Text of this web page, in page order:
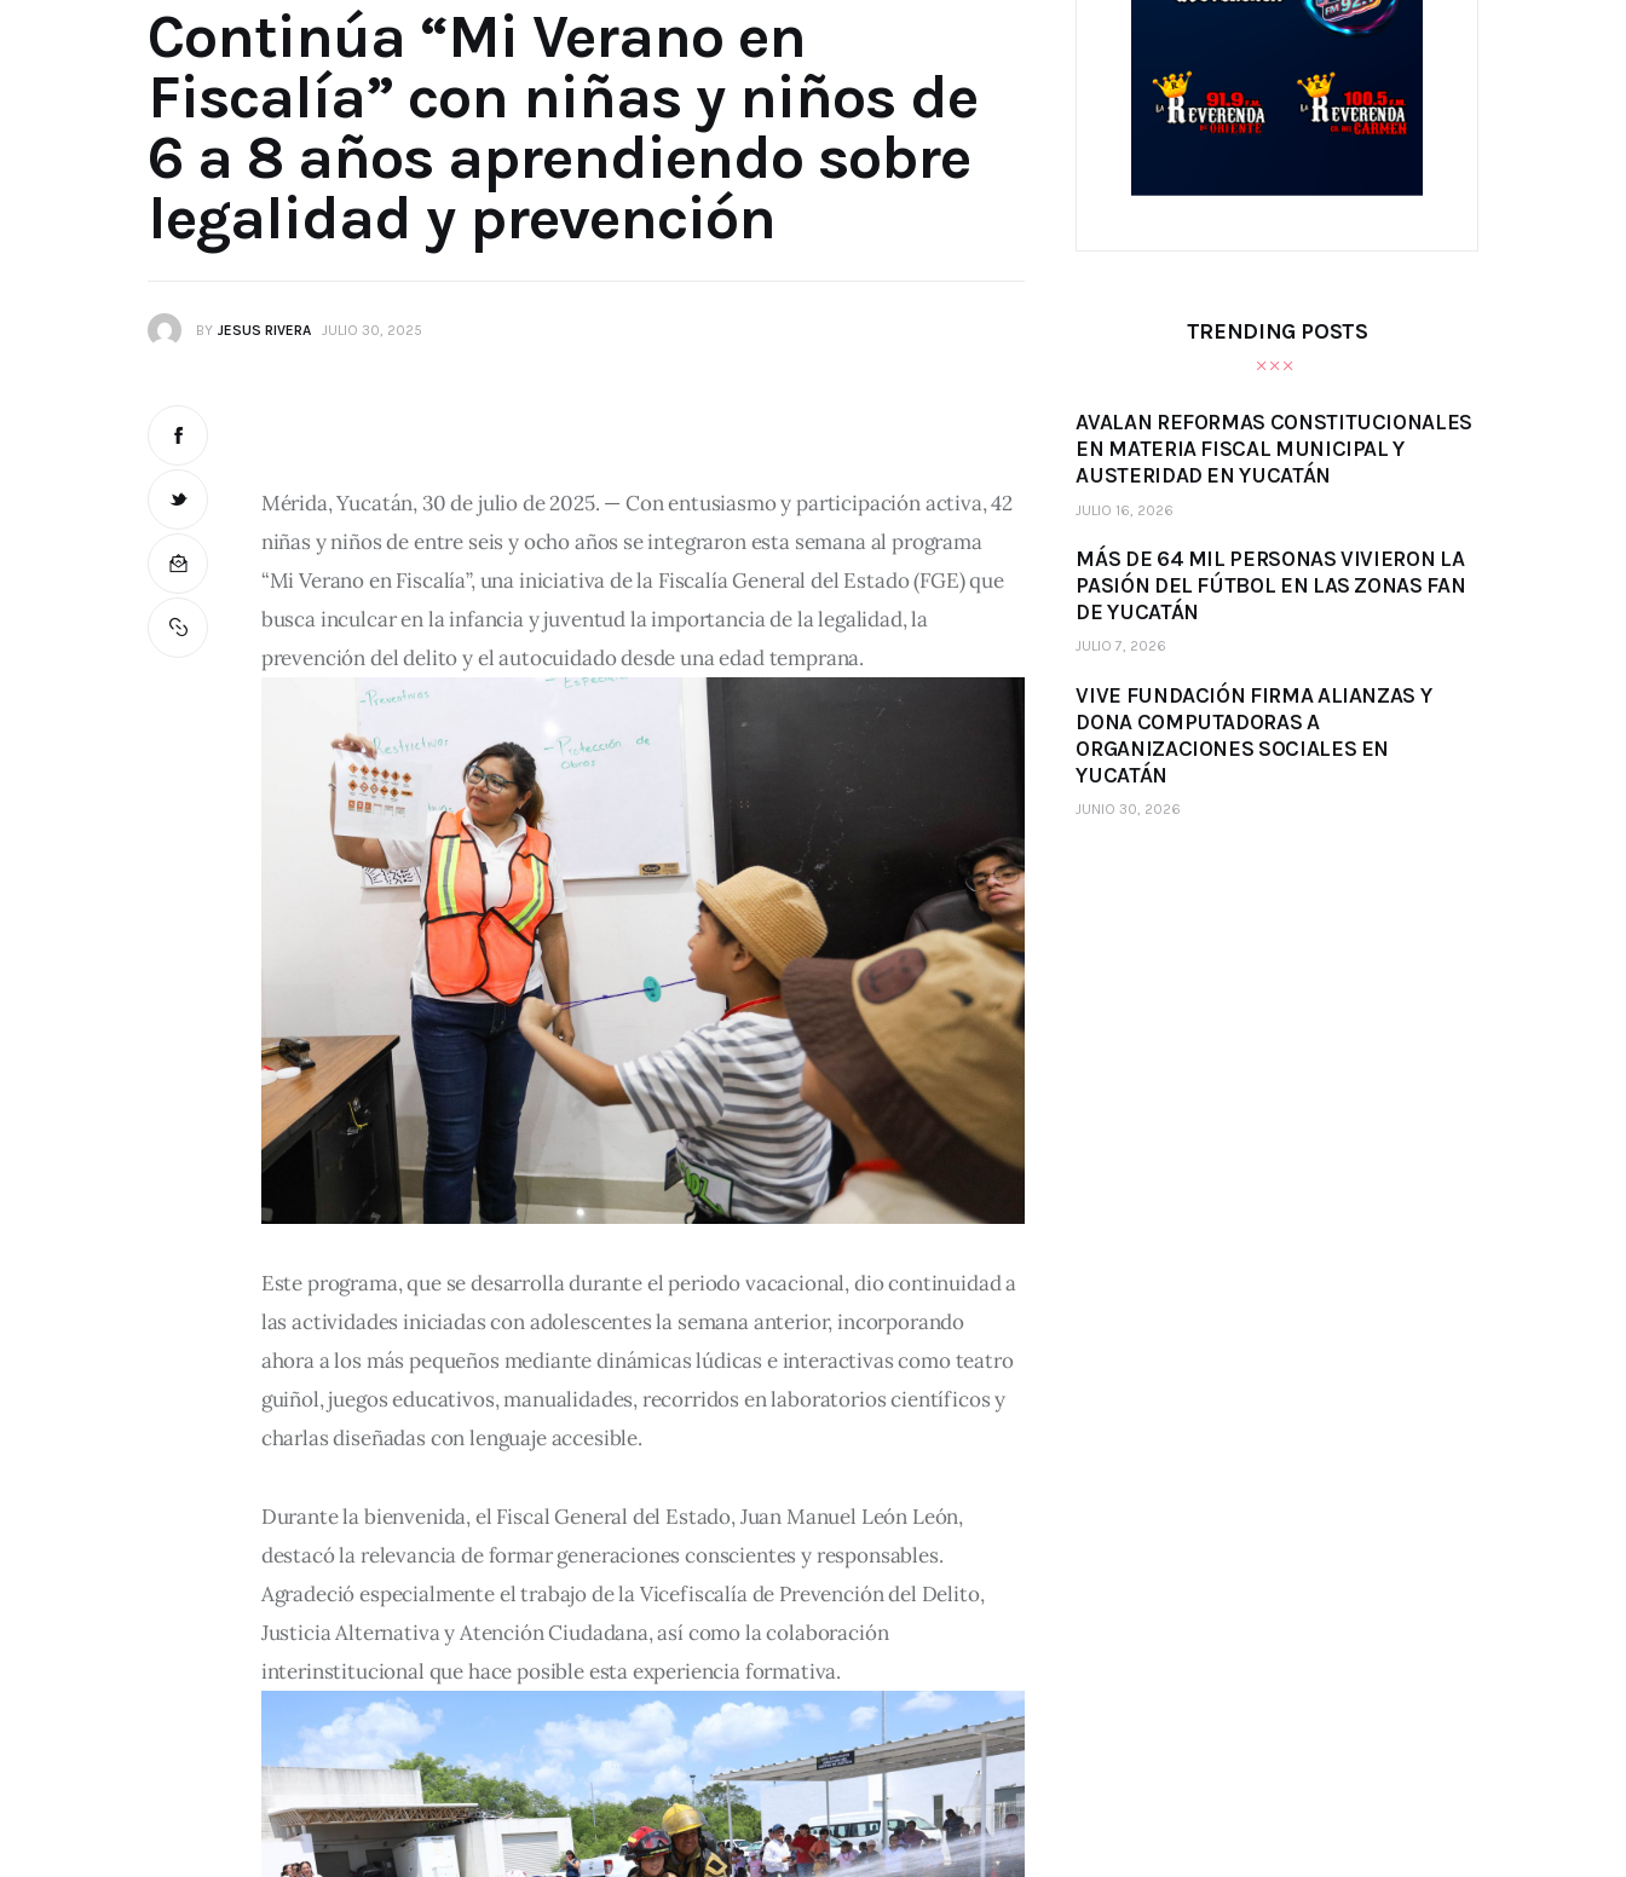
Continúa “Mi Verano en
Fiscalía” con niñas y niños de
6 a 8 años aprendiendo sobre
legalidad y prevención
BY JESUS RIVERA JULIO 30, 2025
Mérida, Yucatán, 30 de julio de 2025. — Con entusiasmo y participación activa, 42
niñas y niños de entre seis y ocho años se integraron esta semana al programa
“Mi Verano en Fiscalía”, una iniciativa de la Fiscalía General del Estado (FGE) que
busca inculcar en la infancia y juventud la importancia de la legalidad, la
prevención del delito y el autocuidado desde una edad temprana.
Este programa, que se desarrolla durante el periodo vacacional, dio continuidad a
las actividades iniciadas con adolescentes la semana anterior, incorporando
ahora a los más pequeños mediante dinámicas lúdicas e interactivas como teatro
guiñol, juegos educativos, manualidades, recorridos en laboratorios científicos y
charlas diseñadas con lenguaje accesible.
Durante la bienvenida, el Fiscal General del Estado, Juan Manuel León León,
destacó la relevancia de formar generaciones conscientes y responsables.
Agradeció especialmente el trabajo de la Vicefiscalía de Prevención del Delito,
Justicia Alternativa y Atención Ciudadana, así como la colaboración
interinstitucional que hace posible esta experiencia formativa.
TRENDING POSTS
AVALAN REFORMAS CONSTITUCIONALES
EN MATERIA FISCAL MUNICIPAL Y
AUSTERIDAD EN YUCATÁN
JULIO 16, 2026
MÁS DE 64 MIL PERSONAS VIVIERON LA
PASIÓN DEL FÚTBOL EN LAS ZONAS FAN
DE YUCATÁN
JULIO 7, 2026
VIVE FUNDACIÓN FIRMA ALIANZAS Y
DONA COMPUTADORAS A
ORGANIZACIONES SOCIALES EN
YUCATÁN
JUNIO 30, 2026